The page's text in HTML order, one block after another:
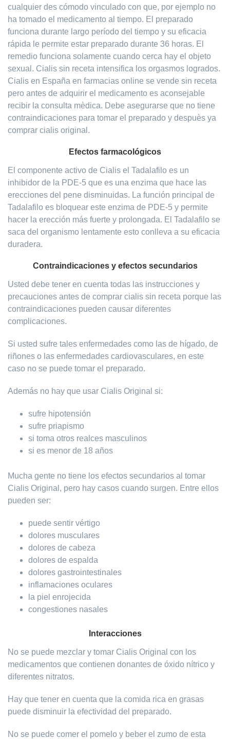
cualquier des cómodo vinculado con que, por ejemplo no
ha tomado el medicamento al tiempo. El preparado
funciona durante largo período del tiempo y su eficacia
rápida le permite estar preparado durante 36 horas. El
remedio funciona solamente cuando cerca hay el objeto
sexual. Cialis sin receta intensifica los orgasmos logrados.
Cialis en España en farmacias online se vende sin receta
pero antes de adquirir el medicamento es aconsejable
recibir la consulta mèdica. Debe asegurarse que no tiene
contraindicaciones para tomar el preparado y despuès ya
comprar cialis original.
Efectos farmacológicos
El componente activo de Cialis el Tadalafilo es un
inhibidor de la PDE-5 que es una enzima que hace las
erecciones del pene disminuidas. La función principal de
Tadalafilo es bloquear este enzima de PDE-5 y permite
hacer la erección más fuerte y prolongada. El Tadalafilo se
saca del organismo lentamente esto conlleva a su eficacia
duradera.
Contraindicaciones y efectos secundarios
Usted debe tener en cuenta todas las instrucciones y
precauciones antes de comprar cialis sin receta porque las
contraindicaciones pueden causar diferentes
complicaciones.
Si usted sufre tales enfermedades como las de hígado, de
riñones o las enfermedades cardiovasculares, en este
caso no se puede tomar el preparado.
Además no hay que usar Cialis Original si:
sufre hipotensión
sufre priapismo
si toma otros realces masculinos
si es menor de 18 años
Mucha gente no tiene los efectos secundarios al tomar
Cialis Original, pero hay casos cuando surgen. Entre ellos
pueden ser:
puede sentir vértigo
dolores musculares
dolores de cabeza
dolores de espalda
dolores gastrointestinales
inflamaciones oculares
la piel enrojecida
congestiones nasales
Interacciones
No se puede mezclar y tomar Cialis Original con los
medicamentos que contienen donantes de óxido nítrico y
diferentes nitratos.
Hay que tener en cuenta que la comida rica en grasas
puede disminuir la efectividad del preparado.
No se puede comer el pomelo y beber el zumo de esta